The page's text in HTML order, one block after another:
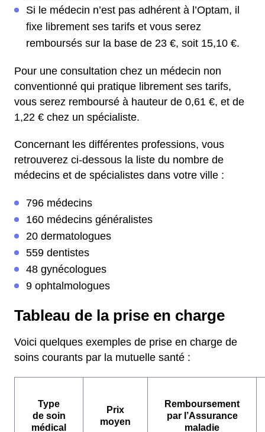
Si le médecin n’est pas adhérent à l’Optam, il
fixe librement ses tarifs et vous serez
remboursés sur la base de 23 €, soit 15,10 €.
Pour une consultation chez un médecin non
conventionné qui pratique librement ses tarifs,
vous serez remboursé à hauteur de 0,61 €, et de
1,22 € chez un spécialiste.
Concernant les différentes professions, vous
retrouverez ci-dessous la liste du nombre de
médecins et de spécialistes dans votre ville :
796 médecins
160 médecins généralistes
20 dermatologues
559 dentistes
48 gynécologues
9 ophtalmologues
Tableau de la prise en charge
Voici quelques exemples de prise en charge de
soins courants par la mutuelle santé :
Type
de soin
médical
Prix
moyen
Remboursement
par l’Assurance
maladie